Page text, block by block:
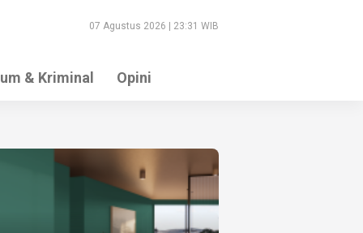
07 Agustus 2026 | 23:31 WIB
& Kriminal Opini